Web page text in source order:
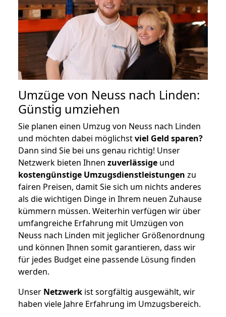
Umzüge von Neuss nach Linden:
Günstig umziehen
Sie planen einen Umzug von Neuss nach Linden
und möchten dabei möglichstviel Geld sparen?
Dann sind Sie bei uns genau richtig! Unser
Netzwerk bieten Ihnen zuverlässige und
kostengünstige Umzugsdienstleistungen zu
fairen Preisen, damit Sie sich um nichts anderes
als die wichtigen Dinge in Ihrem neuen Zuhause
kümmern müssen. Weiterhin verfügen wir über
umfangreiche Erfahrung mit Umzügen von
Neuss nach Linden mit jeglicher Größenordnung
und können Ihnen somit garantieren, dass wir
für jedes Budget eine passende Lösung finden
werden.
Unser Netzwerk ist sorgfältig ausgewählt, wir
haben viele Jahre Erfahrung im Umzugsbereich.